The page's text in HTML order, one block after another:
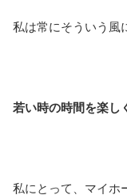
私は常にそういう風
若い時の時間を楽し
私にとって、マイホ